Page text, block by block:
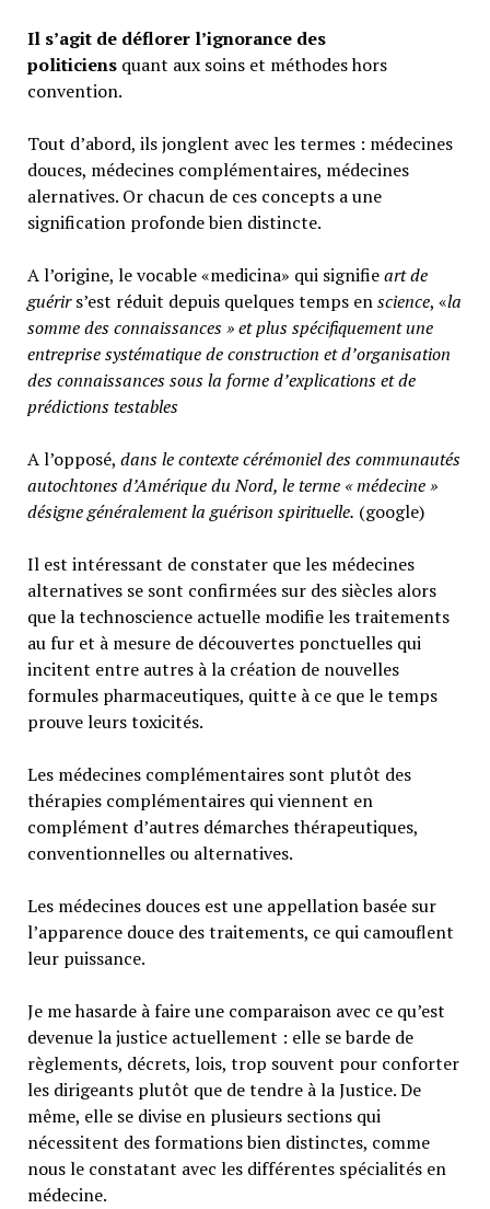
Il s’agit de déflorer l’ignorance des
politiciensquant aux soins et méthodes hors
convention.
Tout d’abord, ils jonglent avec les termes : médecines
douces, médecines complémentaires, médecines
alernatives. Or chacun de ces concepts a une
signification profonde bien distincte.
A l’origine, le vocable «medicina» qui signifieart de
guérirs’est réduit depuis quelques temps enscience, «la
somme des connaissances » et plus spécifiquement une
entreprise systématique de construction et d’organisation
des connaissances sous la forme d’explications et de
prédictions testables
A l’opposé, dans le contexte cérémoniel des communautés
autochtones d’Amérique du Nord, le terme « médecine »
désigne généralementla guérison spirituelle. (google)
Il est intéressant de constater que les médecines
alternatives se sont confirmées sur des siècles alors
que la technoscience actuelle modifie les traitements
au fur et à mesure de découvertes ponctuelles qui
incitent entre autres à la création de nouvelles
formules pharmaceutiques, quitte à ce que le temps
prouve leurs toxicités.
Les médecines complémentaires sont plutôt des
thérapies complémentaires qui viennent en
complément d’autres démarches thérapeutiques,
conventionnelles ou alternatives.
Les médecines douces est une appellation basée sur
l’apparence douce des traitements, ce qui camouflent
leur puissance.
Je me hasarde à faire une comparaison avec ce qu’est
devenue la justice actuellement : elle se barde de
règlements, décrets, lois, trop souvent pour conforter
les dirigeants plutôt que de tendre à la Justice. De
même, elle se divise en plusieurs sections qui
nécessitent des formations bien distinctes, comme
nous le constatant avec les différentes spécialités en
médecine.